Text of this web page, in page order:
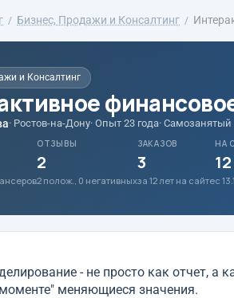
Бизнес, Продажи и Консалтинг
и Консалтинг
· Ростов-на-Дону· Опыт 23 года· Самозанятый
ОТЗЫВЫ
2
2 полож., 0 негативных
ЗАКАЗОВ
3
за 12 лет на сайте
НА
с
- не просто как отчет, а
меняющиеся значения.